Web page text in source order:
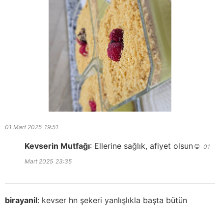
01 Mart 2025 19:51
Kevserin Mutfağı: Ellerine sağlık, afiyet olsun☺️ 01
Mart 2025 23:35
birayanil: kevser hn şekeri yanlışlıkla başta bütün